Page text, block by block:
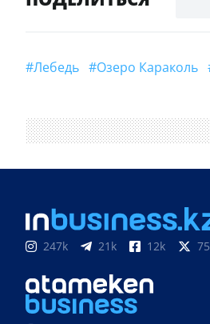
#лебедь #озеро Караколь
247k 21k 12k 75